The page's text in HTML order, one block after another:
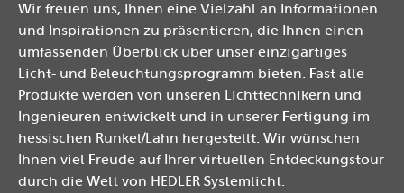
Wir freuen uns, Ihnen eine Vielzahl an Informationen
und Inspirationen zu präsentieren, die Ihnen einen
umfassenden Überblick über unser einzigartiges
Licht- und Beleuchtungsprogramm bieten. Fast alle
Produkte werden von unseren Lichttechnikern und
Ingenieuren entwickelt und in unserer Fertigung im
hessischen Runkel/Lahn hergestellt. Wir wünschen
Ihnen viel Freude auf Ihrer virtuellen Entdeckungstour
durch die Welt von HEDLER Systemlicht.